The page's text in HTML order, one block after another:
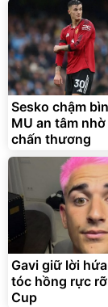
Sesko chậm
MU an tâm
chấn thương
Gavi giữ lời
tóc hồng rực
Cup